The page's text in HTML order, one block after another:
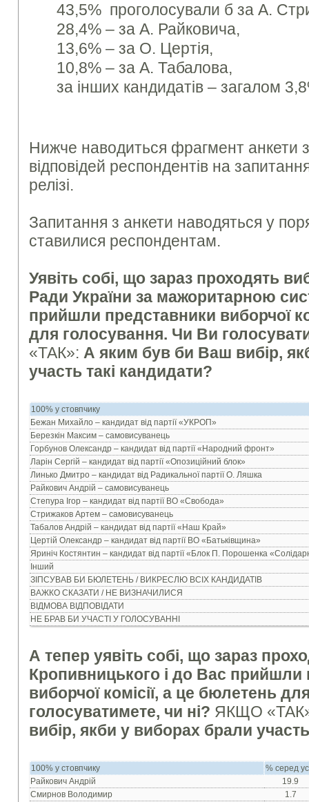
43,5% проголосували б за А.
28,4% – за А. Райковича,
13,6% – за О. Цертія,
10,8% – за А. Табалова,
за інших кандидатів – загалом
Нижче наводиться фрагмент анкети
відповідей респондентів на
релізі.
Запитання з анкети наводяться у
ставилися респондентам.
Уявіть собі, що зараз проходять
Ради України за мажоритарною
прийшли представники виборчої
для голосування. Чи Ви
«ТАК»: А яким був би Ваш вибір,
участь такі кандидати?
100% у стовпчику
Бежан Михайло – кандидат від партії «УКРОП»
Березкін Максим – самовисуванець
Горбунов Олександр – кандидат від партії «Народний фронт»
Ларін Сергій – кандидат від партії «Опозиційний блок»
Линько Дмитро – кандидат від Радикальної партії О. Ляшка
Райкович Андрій – самовисуванець
Степура Ігор – кандидат від партії ВО «Свобода»
Стрижаков Артем – самовисуванець
Табалов Андрій – кандидат від партії «Наш Край»
Цертій Олександр – кандидат від партії ВО «Батьківщина»
Яриніч Костянтин – кандидат від партії «Блок П. Порошенка
Інший
ЗІПСУВАВ БИ БЮЛЕТЕНЬ / ВИКРЕСЛЮ ВСІХ КАНДИДАТІВ
ВАЖКО СКАЗАТИ / НЕ ВИЗНАЧИЛИСЯ
ВІДМОВА ВІДПОВІДАТИ
НЕ БРАВ БИ УЧАСТІ У ГОЛОСУВАННІ
А тепер уявіть собі, що зараз
Кропивницького і до Вас прийшли
виборчої комісії, а це бюлетень
голосуватимете, чи ні? ЯКЩО
вибір, якби у виборах брали
100% у стовпчику
% серед
Райкович Андрій
19.9
Смирнов Володимир
1.7